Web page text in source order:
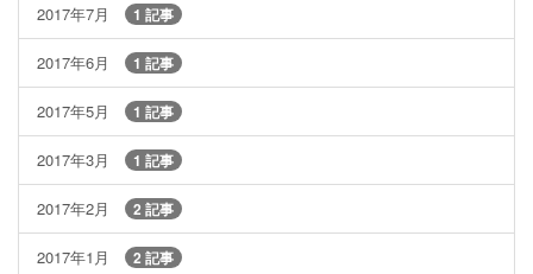
2017年7月 1 記事
2017年6月 1 記事
2017年5月 1 記事
2017年3月 1 記事
2017年2月 2 記事
2017年1月 2 記事